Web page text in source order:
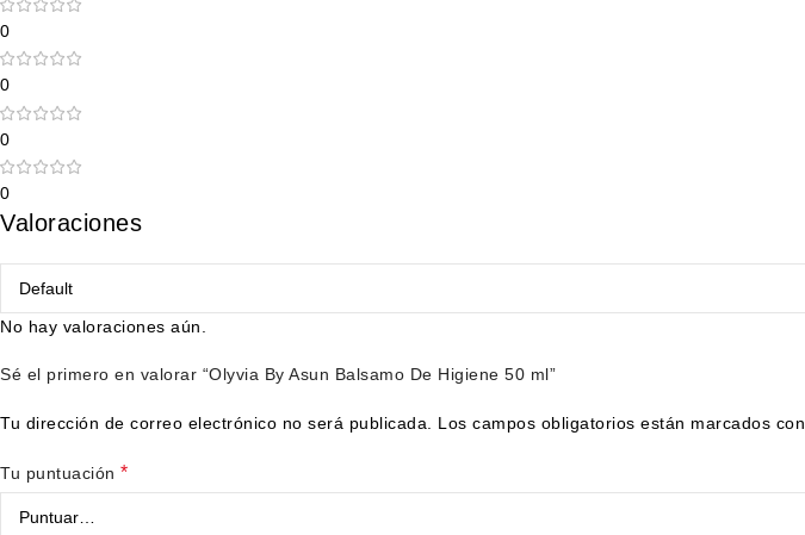
0
0
0
0
Valoraciones
No hay valoraciones aún.
Sé el primero en valorar “Olyvia By Asun Balsamo De Higiene 50 ml”
Tu dirección de correo electrónico no será publicada. Los campos obligatorios están marcados con
Tu puntuación *